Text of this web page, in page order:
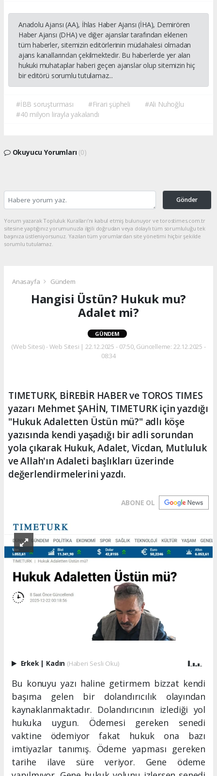
Anadolu Ajansı (AA), İhlas Haber Ajansı (İHA), Demirören
Haber Ajansı (DHA) ve diğer ajanslar tarafından eklenen
tüm haberler, sitemizin editörlerinin müdahalesi olmadan
ajans kanallarından çekilmektedir. Bu haberlerde yer alan
hukuki muhataplar haberi geçen ajanslar olup sitemizin hiç
bir editörü sorumlu tutulamaz...
#İBB soruşturması #Firari şüpheli
#Ali Nuhoğlu
#40 milyon lirayla yakalandı
Okuyucu Yorumları (0)
Gönder
Yorum yazarak Topluluk Kuralları’nı kabul etmiş bulunuyor ve torostimes.com.tr
sitesine yaptığınız yorumunuzla ilgili doğrudan veya dolaylı tüm sorumluluğu tek
başınıza üstleniyorsunuz. Yazılan tüm yorumlardan site yönetimi hiçbir şekilde
sorumlu tutulamaz.
Anasayfa Gündem
Hangisi Üstün? Hukuk mu?
Adalet mi?
GÜNDEM
(Web Sitesi) - Web Sitesi | 22.12.2025 - 07:50, Güncelleme: 22.12.2025 -
08:34
TIMETURK, BİREBİR HABER ve TOROS TIMES
yazarı Mehmet ŞAHİN, TIMETURK için yazdığı
"Hukuk Adaletten Üstün mü?" adlı köşe
yazısında kendi yaşadığı bir adli sorundan
yola çıkarak Hukuk, Adalet, Vicdan, Mutluluk
ve Allah'ın Adaleti başlıkları üzerinde
değerlendirmelerini yazdı.
ABONE OL
Erkek | Kadın (Haberi Sesli Oku)
Bu konuyu yazı haline getirmem bizzat kendi
başıma gelen bir dolandırıcılık olayından
kaynaklanmaktadır. Dolandırıcının izlediği yol
hukuka uygun. Ödemesi gereken senedi
vaktine ödemiyor fakat hukuk ona bazı
imtiyazlar tanımış. Ödeme yapması gereken
tarihe ilave süre veriyor. Gene ödeme